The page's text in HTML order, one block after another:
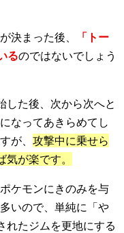
決まった後、
「トー
るのではないでしょう
した後、次から次へと
なってあきらめてし
が、 攻撃中に乗せら
が楽です。
ケモンにきのみを与
いので、単純に「や
れたジムを更地にする